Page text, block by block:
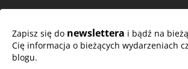
Zapisz się do newslettera i bądź na
Cię informacja o bieżących wydarzeniach
blogu.